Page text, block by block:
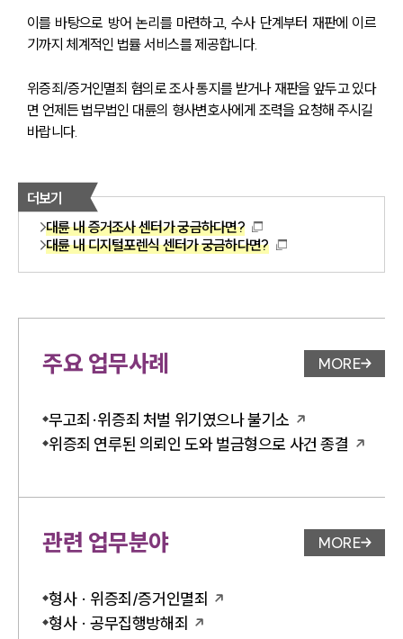
이를 바탕으로 방어 논리를 마련하고, 수사 단계부터 재판에 이르
기까지 체계적인 법률 서비스를 제공합니다.
위증죄/증거인멸죄 혐의로 조사 통지를 받거나 재판을 앞두고 있다
면 언제든 법무법인 대륜의 형사변호사에게 조력을 요청해 주시길
바랍니다.
더보기
대륜 내 증거조사 센터가 궁금하다면?
대륜 내 디지털포렌식 센터가 궁금하다면?
주요 업무사례 업무사례
MORE
무고죄·위증죄 처벌 위기였으나 불기소
위증죄 연루된 의뢰인 도와 벌금형으로 사건 종결
관련 업무분야 업무분야
MORE
형사 · 위증죄/증거인멸죄
형사 · 공무집행방해죄